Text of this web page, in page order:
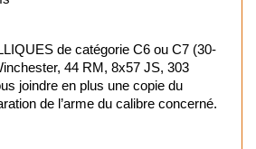
de catégorie C6 ou C7 (30-
44 RM, 8x57 JS, 303
joindre en plus une copie du
de l’arme du calibre concerné.